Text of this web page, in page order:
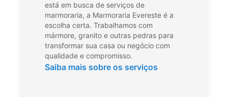
está em busca de serviços de
marmoraria, a Marmoraria Evereste é a
escolha certa. Trabalhamos com
mármore, granito e outras pedras para
transformar sua casa ou negócio com
qualidade e compromisso.
Saiba mais sobre os serviços